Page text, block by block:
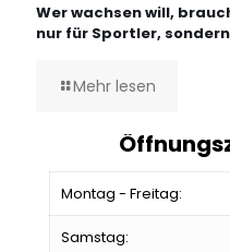
Wer wachsen will,
nur für Sportler,
Mehr lesen
Montag - Freitag:
Samstag: